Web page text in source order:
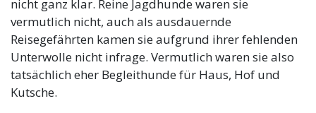
nicht ganz klar. Reine Jagdhunde waren sie
vermutlich nicht, auch als ausdauernde
Reisegefährten kamen sie aufgrund ihrer fehlenden
Unterwolle nicht infrage. Vermutlich waren sie also
tatsächlich eher Begleithunde für Haus, Hof und
Kutsche.